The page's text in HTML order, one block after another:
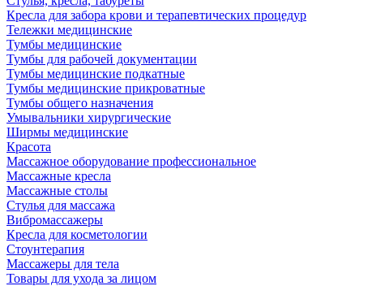
Кресла для забора крови и терапевтических процедур
Тележки медицинские
Тумбы медицинские
Тумбы для рабочей документации
Тумбы медицинские подкатные
Тумбы медицинские прикроватные
Тумбы общего назначения
Умывальники хирургические
Ширмы медицинские
Красота
Массажное оборудование профессиональное
Массажные кресла
Массажные столы
Стулья для массажа
Вибромассажеры
Кресла для косметологии
Стоунтерапия
Массажеры для тела
Товары для ухода за лицом